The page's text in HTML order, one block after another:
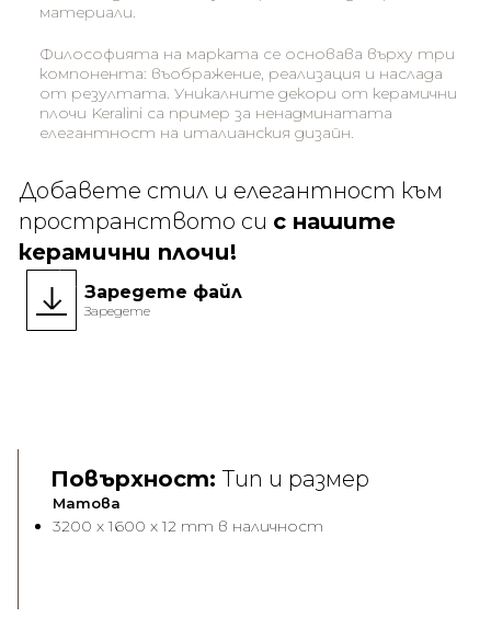
материали.
Философията на марката се основава върху три
компонента: въображение, реализация и наслада
от резултата. Уникалните декори от керамични
плочи Keralini са пример за ненадминатата
елегантност на италианския дизайн.
Добавете стил и елегантност към
пространството си с нашите
керамични плочи!
Заредете файл
Заредете
Повърхност:Тип и размер
Матова
3200 x 1600 x 12 mm в наличност